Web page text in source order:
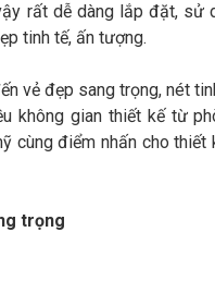
rất dễ dàng lắp đặt, sử
tinh tế, ấn tượng.
vẻ đẹp sang trọng, nét
gian thiết kế từ
cùng điểm nhấn cho
trọng